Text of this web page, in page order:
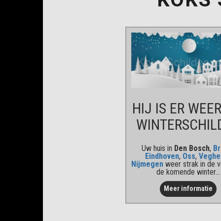
HIJ IS ER
WINTER
Uw huis in Den Bosch,
Eindhoven, Oss,
Nijmegenweer strak in de
de komende winter...
Meer informatie